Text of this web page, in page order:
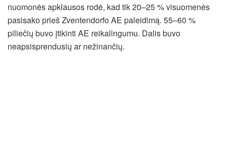
nuomonės apklausos rodė, kad tik 20–25 % visuomenės
pasisako prieš Zventendorfo AE paleidimą. 55–60 %
piliečių buvo įtikinti AE reikalingumu. Dalis buvo
neapsisprendusių ar nežinančių.